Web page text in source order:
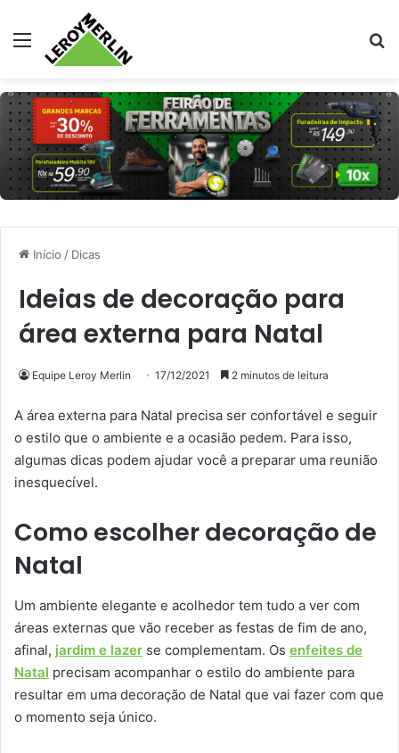
Menu
Início / Dicas
Ideias de decoração para
área externa para Natal
Equipe Leroy Merlin 17/12/2021 2 minutos de leitura
A área externa para Natal precisa ser confortável e seguir
o estilo que o ambiente e a ocasião pedem. Para isso,
algumas dicas podem ajudar você a preparar uma reunião
inesquecível.
Como escolher decoração de
Natal
Um ambiente elegante e acolhedor tem tudo a ver com
áreas externas que vão receber as festas de fim de ano,
afinal, jardim e lazer se complementam. Os enfeites de
Natal precisam acompanhar o estilo do ambiente para
resultar em uma decoração de Natal que vai fazer com que
o momento seja único.